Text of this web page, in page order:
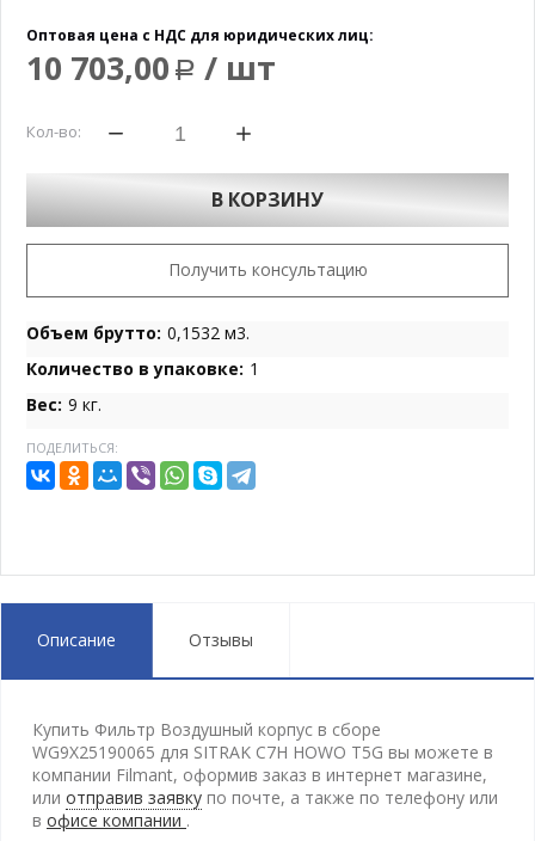
Оптовая цена с НДС для юридических лиц:
10 703,00 Р / шт
Кол-во:
В КОРЗИНУ
Получить консультацию
Объем брутто: 0,1532 м3.
Количество в упаковке: 1
Вес: 9 кг.
ПОДЕЛИТЬСЯ:
Описание Отзывы
Купить Фильтр Воздушный корпус в сборе
WG9X25190065 для SITRAK C7H HOWO T5G вы можете в
компании Filmant, оформив заказ в интернет магазине,
или отправив заявку по почте, а также по телефону или
в офисе компании .